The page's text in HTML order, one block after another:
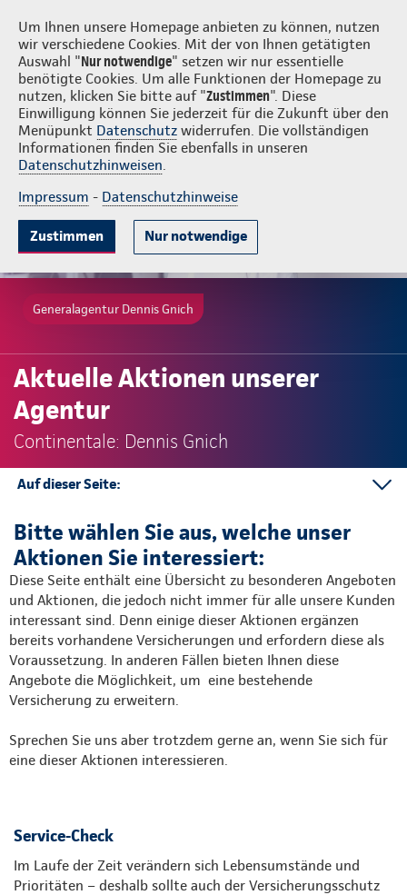
Um Ihnen unsere Homepage anbieten zu können, nutzen
wir verschiedene Cookies. Mit der von Ihnen getätigten
Auswahl "Nur notwendige" setzen wir nur essentielle
benötigte Cookies. Um alle Funktionen der Homepage zu
nutzen, klicken Sie bitte auf "Zustimmen". Diese
Einwilligung können Sie jederzeit für die Zukunft über den
Menüpunkt Datenschutz widerrufen. Die vollständigen
Informationen finden Sie ebenfalls in unseren
Datenschutzhinweisen.
Impressum - Datenschutzhinweise
Zustimmen Nur notwendige
Dennis Gnich Login
Generalagentur Dennis Gnich
Aktuelle Aktionen unserer
Agentur
Continentale: Dennis Gnich
Auf dieser Seite:
Bitte wählen Sie aus, welche unser
Aktionen Sie interessiert:
Diese Seite enthält eine Übersicht zu besonderen Angeboten
und Aktionen, die jedoch nicht immer für alle unsere Kunden
interessant sind. Denn einige dieser Aktionen ergänzen
bereits vorhandene Versicherungen und erfordern diese als
Voraussetzung. In anderen Fällen bieten Ihnen diese
Angebote die Möglichkeit, um eine bestehende
Versicherung zu erweitern.
Sprechen Sie uns aber trotzdem gerne an, wenn Sie sich für
eine dieser Aktionen interessieren.
Service-Check
Im Laufe der Zeit verändern sich Lebensumstände und
Prioritäten – deshalb sollte auch der Versicherungsschutz